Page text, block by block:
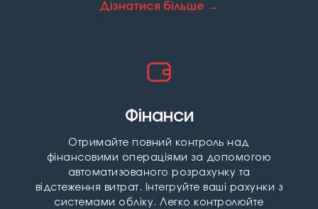
Дізнатися більше →
Фінанси
Отримайте повний контроль над
фінансовими операціями за допомогою
автоматизованого розрахунку та
відстеження витрат. Інтегруйте ваші рахунки з
системами обліку. Легко контролюйте